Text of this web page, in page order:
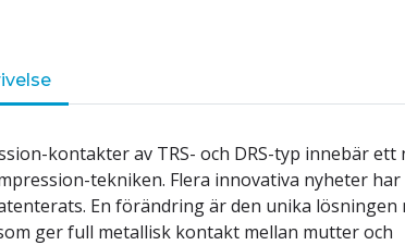
kontakter av TRS- och DRS-typ innebär ett
tekniken. Flera innovativa nyheter
En förändring är den unika lösningen
ger full metallisk kontakt mellan mutter och